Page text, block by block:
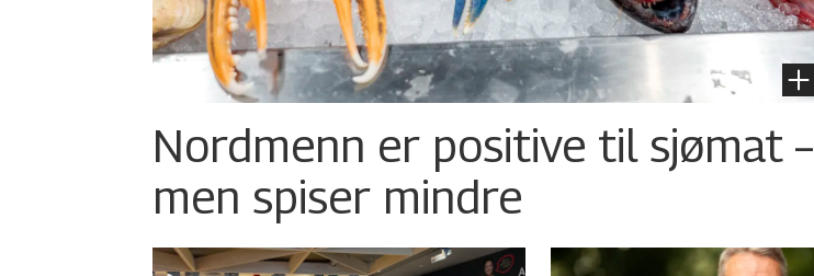
Nordmenn er positive til sjømat –
men spiser mindre